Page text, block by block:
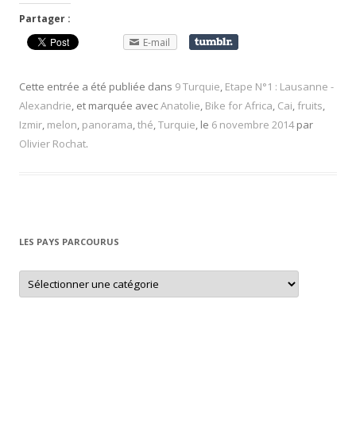
Partager :
E-mail
Cette entrée a été publiée dans 9 Turquie, Etape N°1 : Lausanne -
Alexandrie, et marquée avecAnatolie, Bike for Africa, Cai, fruits,
Izmir, melon, panorama,thé,Turquie, le 6 novembre 2014 par
Olivier Rochat.
LES PAYS PARCOURUS
L
s